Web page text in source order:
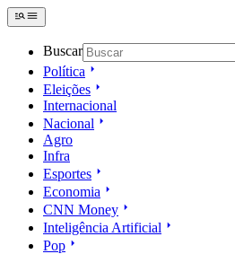
Buscar
Política
Eleições
Internacional
Nacional
Agro
Infra
Esportes
Economia
CNN Money
Inteligência Artificial
Pop